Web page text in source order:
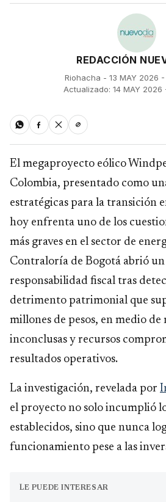
REDACCIÓN
Riohacha - 13 MAY 2026
Actualizado: 14 MAY 2026
El megaproyecto eólico
Colombia, presentado como
estratégicas para la transición
hoy enfrenta uno de los
más graves en el sector de
Contraloría de Bogotá abrió un
responsabilidad fiscal tras
detrimento patrimonial que
millones de pesos, en medio de
inconclusas y recursos
resultados operativos.
La investigación, revelada por
el proyecto no solo incumplió
establecidos, sino que nunca
funcionamiento pese a las
LE PUEDE INTERESAR